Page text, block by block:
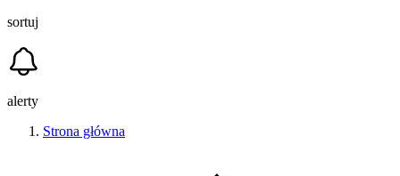
sortuj
alerty
Strona główna